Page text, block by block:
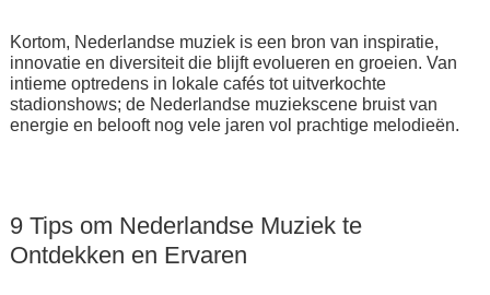
Kortom, Nederlandse muziek is een bron van inspiratie,
innovatie en diversiteit die blijft evolueren en groeien. Van
intieme optredens in lokale cafés tot uitverkochte
stadionshows; de Nederlandse muziekscene bruist van
energie en belooft nog vele jaren vol prachtige melodieën.
9 Tips om Nederlandse Muziek te
Ontdekken en Ervaren